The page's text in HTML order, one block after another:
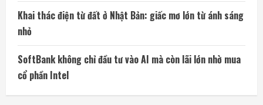
Khai thác điện từ đất ở Nhật Bản: giấc mơ lớn từ ánh sáng
nhỏ
SoftBank không chỉ đầu tư vào AI mà còn lãi lớn nhờ mua
cổ phần Intel